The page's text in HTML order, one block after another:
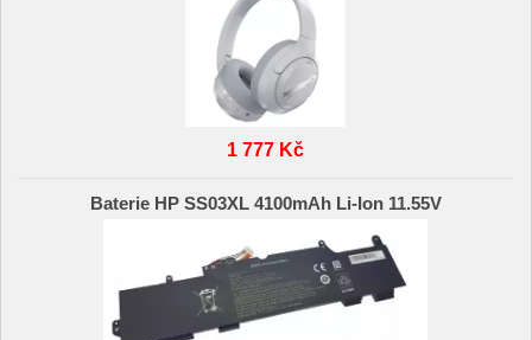
1 777 Kč
Baterie HP SS03XL 4100mAh Li-Ion 11.55V